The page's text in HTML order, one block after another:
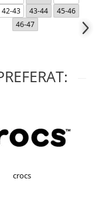
42-43 43-44
45-46
46-47
crocs